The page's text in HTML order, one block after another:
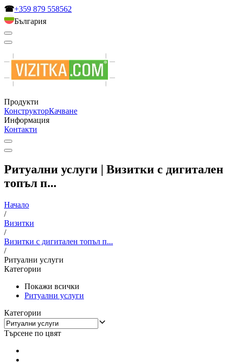
☎+359 879 558562
България
Продукти
КонструкторКачване
Информация
Контакти
Ритуални услуги | Визитки с дигитален
топъл п...
Начало
/
Визитки
/
Визитки с дигитален топъл п...
/
Ритуални услуги
Категории
Покажи всички
Ритуални услуги
Категории
Търсене по цвят